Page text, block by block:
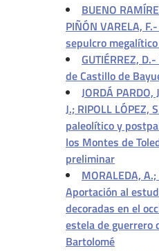
BUENO
PIÑÓN VARELA,
sepulcro
GUTIÉRREZ,
de Castillo de
JORDÁ PARDO,
J.; RIPOLL
paleolítico y
los Montes de
preliminar
MORALEDA,
Aportación al
decoradas en el
estela de guerrero
Bartolomé